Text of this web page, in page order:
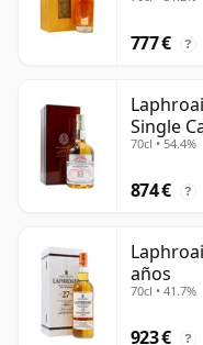
777 € ?
Single
70cl • 54.4%
874 € ?
años
70cl • 41.7%
923 € ?